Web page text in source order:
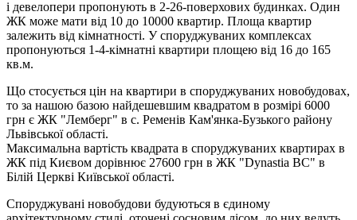
і девелопери пропонують в 2-26-поверхових будинках. Один
ЖК може мати від 10 до 10000 квартир. Площа квартир
залежить від кімнатності. У споруджуваних комплексах
пропонуються 1-4-кімнатні квартири площею від 16 до 165
кв.м.
Що стосується цін на квартири в споруджуваних новобудовах,
то за нашою базою найдешевшим квадратом в розмірі 6000
грн є ЖК "Лемберг" в с. Ременів Кам'янка-Бузького району
Львівської області.
Максимальна вартість квадрата в споруджуваних квартирах в
ЖК під Києвом дорівнює 27600 грн в ЖК "Dynastia BC" в
Білій Церкві Київської області.
Споруджувані новобудови будуються в єдиному